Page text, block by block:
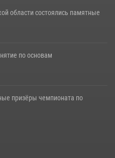
области состоялись памятные
по основам
призёры чемпионата по